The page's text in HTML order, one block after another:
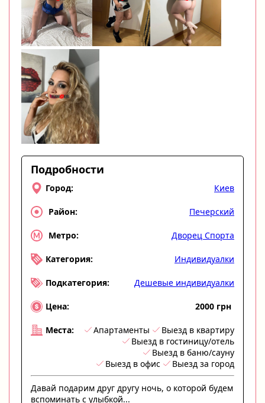
Подробности
Город: Киев
Район: Печерский
Метро: Дворец Спорта
Категория: Индивидуалки
Подкатегория: Дешевые индивидуалки
Цена: 2000 грн
Места: Апартаменты
Выезд в квартиру
Выезд в гостиницу/отель
Выезд в баню/сауну
Выезд в офис
Выезд за город
Давай подарим друг другу ночь, о которой будем
вспоминать с улыбкой...